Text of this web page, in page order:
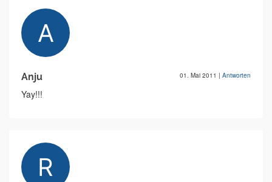
Anju 01. Mai 2011 | Antworten
Yay!!!